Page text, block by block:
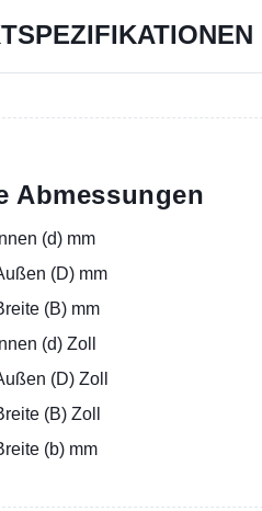
Abmessungen
Innen (d) mm
(D) mm
(B) mm
Innen (d) Zoll
(D) Zoll
(B) Zoll
(b) mm